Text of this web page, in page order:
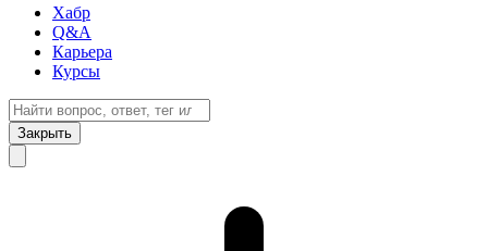
Хабр
Q&A
Карьера
Курсы
Закрыть